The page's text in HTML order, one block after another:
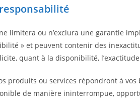
limitera ou n’exclura une garantie
» et peuvent contenir des
quant à la disponibilité,
produits ou services répondront à vos
de manière ininterrompue,